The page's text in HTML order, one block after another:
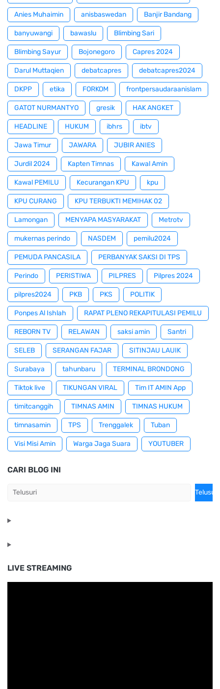
Anies Muhaimin anisbaswedan Banjir Bandang
banyuwangi bawaslu Blimbing Sari
Blimbing Sayur Bojonegoro Capres 2024
Darul Muttaqien debatcapres debatcapres2024
DKPP etika FORKOM frontpersaudaraanislam
GATOT NURMANTYO gresik HAK ANGKET
HEADLINE HUKUM ibhrs ibtv
Jawa Timur JAWARA JUBIR ANIES
Jurdil 2024 Kapten Timnas Kawal Amin
Kawal PEMILU Kecurangan KPU kpu
KPU CURANG KPU TERBUKTI MEMIHAK 02
Lamongan MENYAPA MASYARAKAT Metrotv
mukernas perindo NASDEM pemilu2024
PEMUDA PANCASILA PERBANYAK SAKSI DI TPS
Perindo PERISTIWA PILPRES Pilpres 2024
pilpres2024 PKB PKS POLITIK
Ponpes Al Ishlah RAPAT PLENO REKAPITULASI PEMILU
REBORN TV RELAWAN saksi amin Santri
SELEB SERANGAN FAJAR SITINJAU LAUIK
Surabaya tahunbaru TERMINAL BRONDONG
Tiktok live TIKUNGAN VIRAL Tim IT AMIN App
timitcanggih TIMNAS AMIN TIMNAS HUKUM
timnasamin TPS Trenggalek Tuban
Visi Misi Amin Warga Jaga Suara YOUTUBER
CARI BLOG INI
LIVE STREAMING